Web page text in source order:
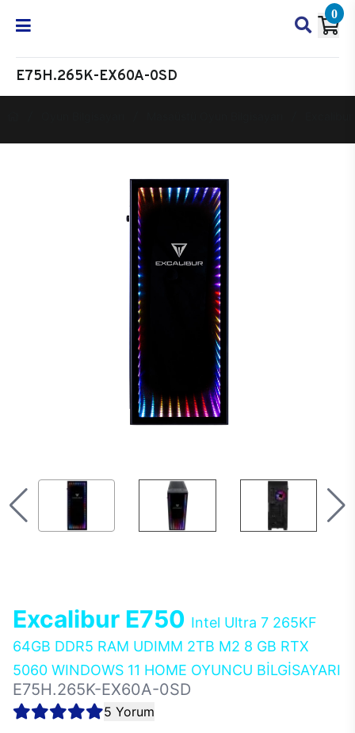
0
E75H.265K-EX60A-0SD
Excalibur E750 Intel Ultra 7 265KF
64GB DDR5 RAM UDIMM 2TB M2 8 GB RTX
5060 WINDOWS 11 HOME OYUNCU BİLGİSAYARI
E75H.265K-EX60A-0SD
5 Yorum